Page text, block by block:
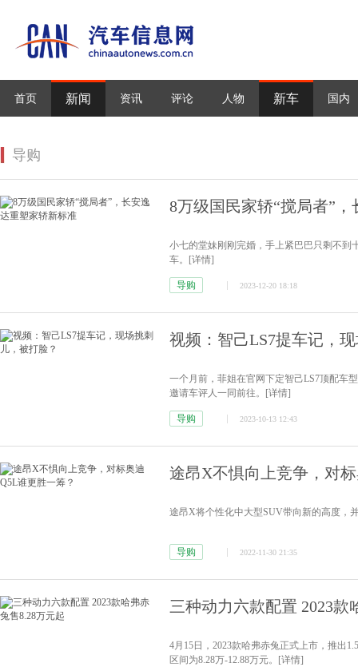
首页 新闻 资讯 评论 人物 新车 国内
导购
8万级国民家轿“搅局者”
小七的堂妹刚刚完婚，手上紧巴巴只剩不到
车。
[详情]
导购 2023-12-20 18:18
视频：智己LS7提车记，
一个月前，菲姐在官网下定智己LS7顶配车
邀请车评人一同前往。
[详情]
导购 2023-10-13 12:43
途昂X不惧向上竞争，对
途昂X将个性化中大型SUV带向新的高度，
导购 2022-11-30 21:35
三种动力六款配置 2023款
4月15日，2023款哈弗赤兔正式上市，推出
区间为8.28万-12.88万元。
[详情]